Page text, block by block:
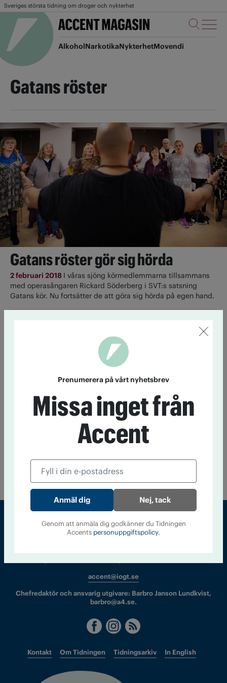
Sveriges största tidning om droger och nykterhet
AlkoholNarkotikaNykterhetMovendi
Gatans röster
Gatans röster gör sig hörda
2 februari 2018 I våras sjöng körmedlemmarna tillsammans
med operasångaren Rickard Söderberg i SVT:s satsning
Gatans kör. Nu fortsätter de att göra sig hörda på egen hand.
Den 1 november hålls traditionellt
ljusmanifestationer över hela landet för att minnas dem som
dött av narkotika under året. I Stockholm höll Folkrörelser mot
droger manifestation på Sergels torg, mitt i centrala staden.
Gatans röster sjunger upp
Just nu övar Gatans röster för fullt inför
narkotikans offer på Sergels Torg i Stockholm den den 1
november.
accent@iogt.se
Chefredaktör och ansvarig utgivare: Barbro Janson Lundkvist,
barbro@a4.se.
Kontakt Om Tidningen Tidningsarkiv In English
Prenumerera på vårt nyhetsbrev
Missa inget från
Accent
Nej, tack
Genom att anmäla dig godkänner du Tidningen
Accents personuppgiftspolicy.